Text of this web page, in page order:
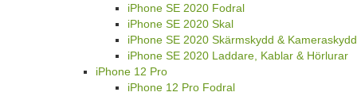
iPhone SE 2020 Fodral
iPhone SE 2020 Skal
iPhone SE 2020 Skärmskydd & Kameraskydd
iPhone SE 2020 Laddare, Kablar & Hörlurar
iPhone 12 Pro
iPhone 12 Pro Fodral